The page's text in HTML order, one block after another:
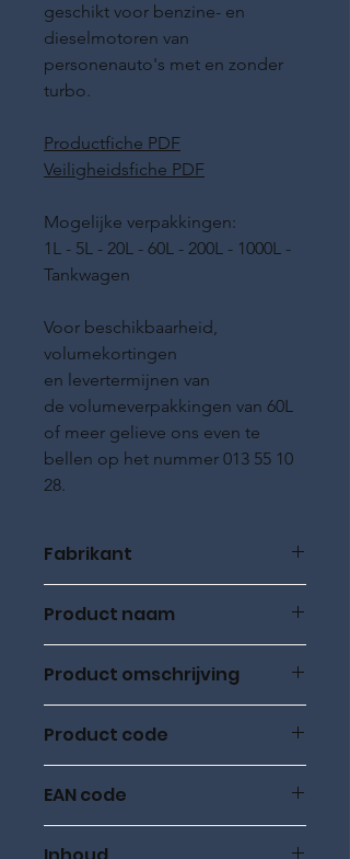
geschikt voor benzine- en
dieselmotoren van
personenauto's met en zonder
turbo.
Productfiche PDF
Veiligheidsfiche PDF
Mogelijke verpakkingen:
1L - 5L - 20L - 60L - 200L - 1000L -
Tankwagen
Voor beschikbaarheid,
volumekortingen
en levertermijnen van
de volumeverpakkingen van 60L
of meer gelieve ons even te
bellen op het nummer 013 55 10
28.
Fabrikant
Product naam
Product omschrijving
Product code
EAN code